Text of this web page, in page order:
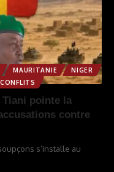
MAURITANIE
NIGER
Tiani pointe la
contre
s’installe au